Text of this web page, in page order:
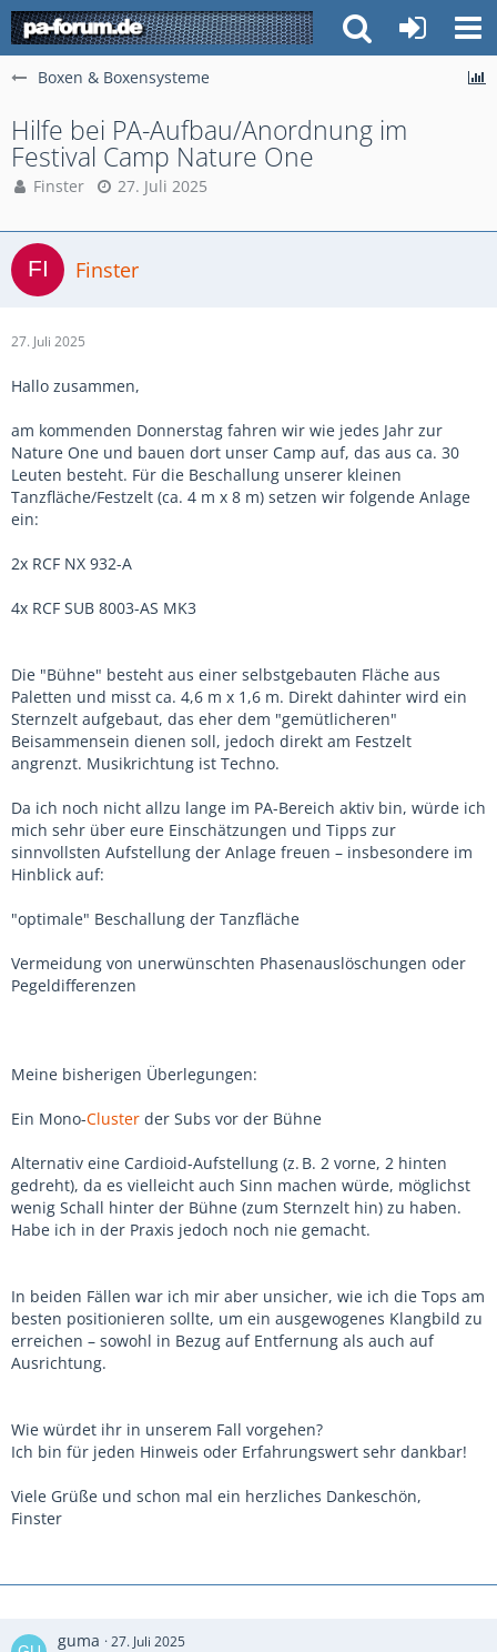
Boxen & Boxensysteme
Hilfe bei PA-Aufbau/Anordnung im
Festival Camp Nature One
Finster 27. Juli 2025
Finster
27. Juli 2025
Hallo zusammen,
am kommenden Donnerstag fahren wir wie jedes Jahr zur
Nature One und bauen dort unser Camp auf, das aus ca. 30
Leuten besteht. Für die Beschallung unserer kleinen
Tanzfläche/Festzelt (ca. 4 m x 8 m) setzen wir folgende Anlage
ein:
2x RCF NX 932-A
4x RCF SUB 8003-AS MK3
Die "Bühne" besteht aus einer selbstgebauten Fläche aus
Paletten und misst ca. 4,6 m x 1,6 m. Direkt dahinter wird ein
Sternzelt aufgebaut, das eher dem "gemütlicheren"
Beisammensein dienen soll, jedoch direkt am Festzelt
angrenzt. Musikrichtung ist Techno.
Da ich noch nicht allzu lange im PA-Bereich aktiv bin, würde ich
mich sehr über eure Einschätzungen und Tipps zur
sinnvollsten Aufstellung der Anlage freuen – insbesondere im
Hinblick auf:
"optimale" Beschallung der Tanzfläche
Vermeidung von unerwünschten Phasenauslöschungen oder
Pegeldifferenzen
Meine bisherigen Überlegungen:
Ein Mono-Cluster der Subs vor der Bühne
Alternativ eine Cardioid-Aufstellung (z. B. 2 vorne, 2 hinten
gedreht), da es vielleicht auch Sinn machen würde, möglichst
wenig Schall hinter der Bühne (zum Sternzelt hin) zu haben.
Habe ich in der Praxis jedoch noch nie gemacht.
In beiden Fällen war ich mir aber unsicher, wie ich die Tops am
besten positionieren sollte, um ein ausgewogenes Klangbild zu
erreichen – sowohl in Bezug auf Entfernung als auch auf
Ausrichtung.
Wie würdet ihr in unserem Fall vorgehen?
Ich bin für jeden Hinweis oder Erfahrungswert sehr dankbar!
Viele Grüße und schon mal ein herzliches Dankeschön,
Finster
guma 27. Juli 2025